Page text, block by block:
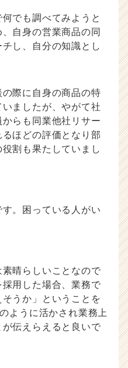
でも調べてみようと
自身の営業商品の同
し、自分の知識とし
際に自身の商品の特
ましたが、やがて社
らも同業他社リサー
ほどの評価となり部
割も果たしていまし
。困っている人がい
晴らしいことなので
用した場合、業務で
うか」ということを
ように活かされ業務上
伝えらえると良いで